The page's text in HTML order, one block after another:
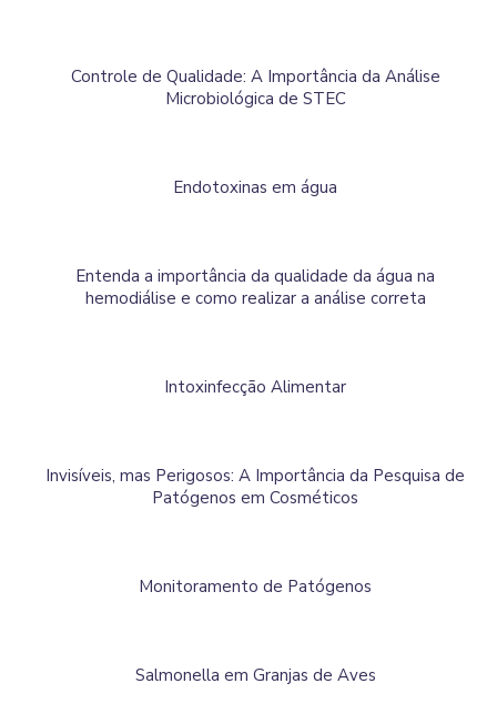
Controle de Qualidade: A Importância da Análise
Microbiológica de STEC
Endotoxinas em água
Entenda a importância da qualidade da água na
hemodiálise e como realizar a análise correta
Intoxinfecção Alimentar
Invisíveis, mas Perigosos: A Importância da Pesquisa de
Patógenos em Cosméticos
Monitoramento de Patógenos
Salmonella em Granjas de Aves